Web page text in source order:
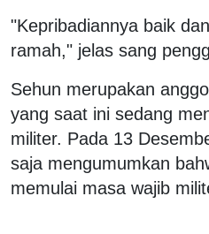
"Kepribadiannya baik
ramah," jelas sang
Sehun merupakan
yang saat ini sedang
militer. Pada 13
saja mengumumkan
memulai masa wajib